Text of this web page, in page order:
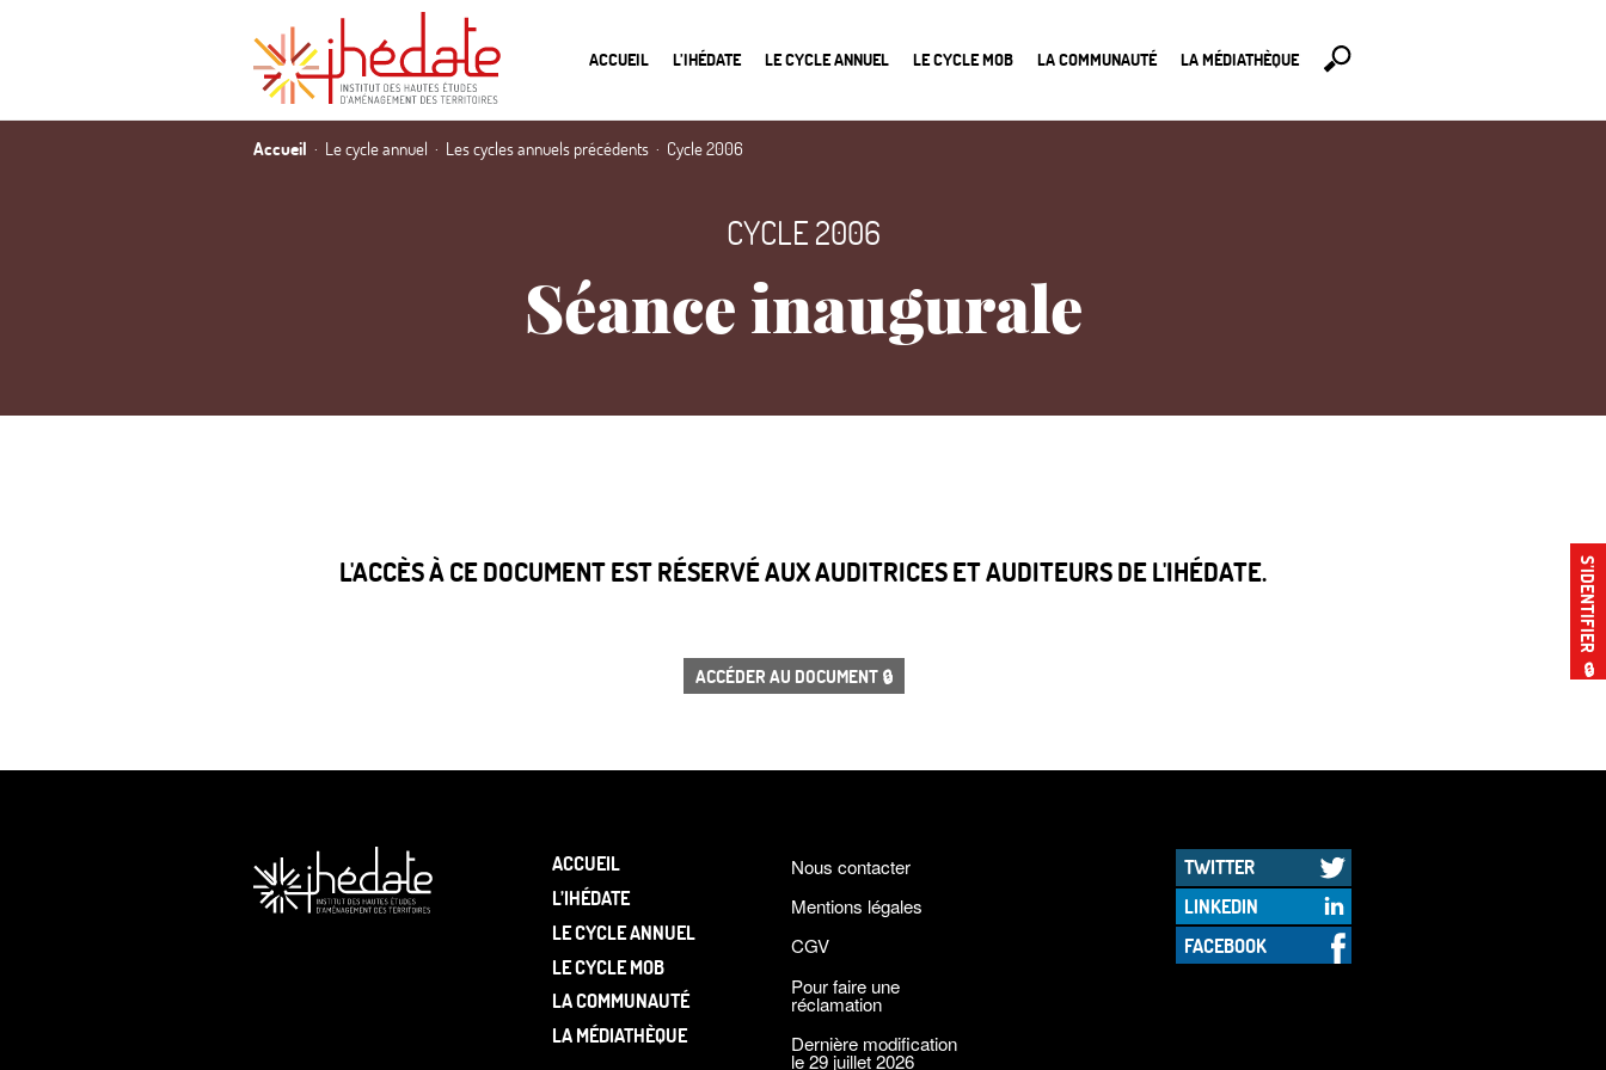
ACCUEIL L’IHÉDATE LE CYCLE ANNUEL LE CYCLE MOB LA COMMUNAUTÉ LA MÉDIATHÈQUE
S’IDENTIFIER
🔒
Accueil Le cycle annuel Les cycles annuels précédents Cycle 2006
CYCLE 2006
Séance inaugurale
L'ACCÈS À CE DOCUMENT EST RÉSERVÉ AUX AUDITRICES ET AUDITEURS DE L'IHÉDATE.
ACCÉDER AU DOCUMENT 🔒
ACCUEIL
L’IHÉDATE
LE CYCLE ANNUEL
LE CYCLE MOB
LA COMMUNAUTÉ
LA MÉDIATHÈQUE
Nous contacter
Mentions légales
CGV
Pour faire une
réclamation
Dernière modification
le 29 juillet 2026
TWITTER
LINKEDIN
FACEBOOK